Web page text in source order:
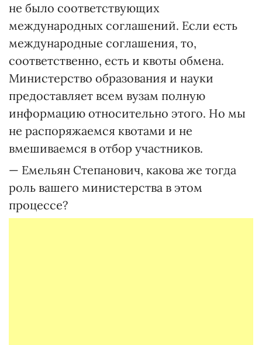
не было соответствующих
международных соглашений. Если есть
международные соглашения, то,
соответственно, есть и квоты обмена.
Министерство образования и науки
предоставляет всем вузам полную
информацию относительно этого. Но мы
не распоряжаемся квотами и не
вмешиваемся в отбор участников.
— Емельян Степанович, какова же тогда
роль вашего министерства в этом
процессе?